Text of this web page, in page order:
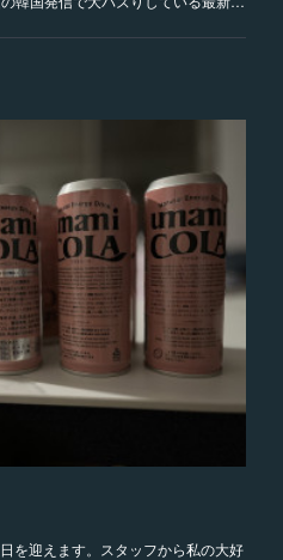
を迎えます。スタッフから私の大好